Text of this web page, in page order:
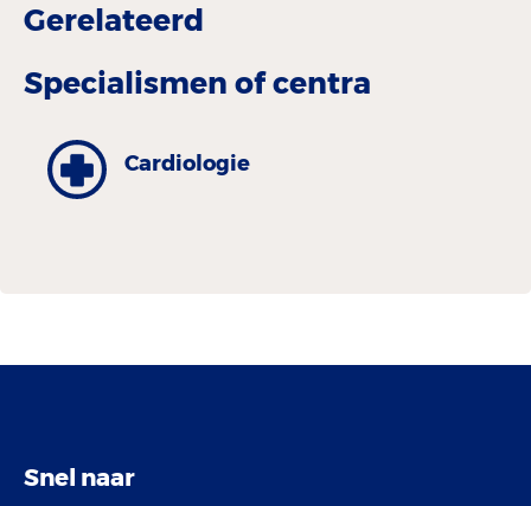
Gerelateerd
Specialismen of centra
Cardiologie
Snel naar